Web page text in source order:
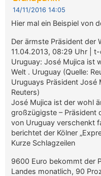
14/11/2016 14:05
Hier mal ein Beispiel von
Der ärmste Präsident der
11.04.2013, 08:29 Uhr |
Uruguay: José Mujica ist
Welt . Uruguay (Quelle:
Uruguays Präsident José
Reuters)
José Mujica ist der wohl
großzügigste – Präsident
von Uruguay verschenkt
berichtet der Kölner
Kurze Schlagzeilen
9600 Euro bekommt der
Landes monatlich, 90